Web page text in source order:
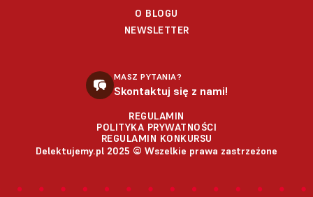
O BLOGU
NEWSLETTER
MASZ PYTANIA?
Skontaktuj się z nami!
REGULAMIN
POLITYKA PRYWATNOŚCI
REGULAMIN KONKURSU
Delektujemy.pl 2025 © Wszelkie prawa zastrzeżone